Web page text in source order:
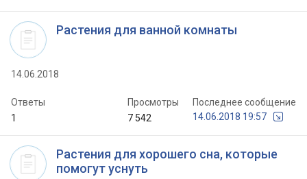
Растения для ванной комнаты
14.06.2018
Ответы
1
Просмотры
7 542
Последнее сообщение
14.06.2018 19:57
Растения для хорошего сна, которые
помогут уснуть